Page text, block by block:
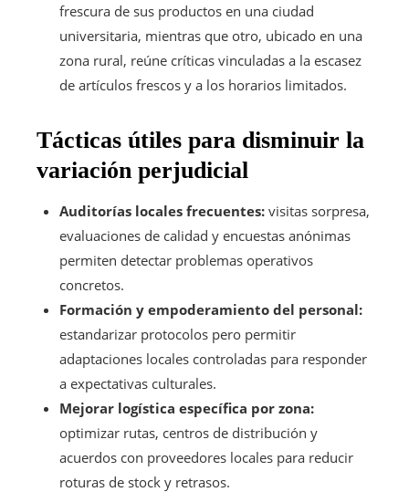
frescura de sus productos en una ciudad
universitaria, mientras que otro, ubicado en una
zona rural, reúne críticas vinculadas a la escasez
de artículos frescos y a los horarios limitados.
Tácticas útiles para disminuir la
variación perjudicial
Auditorías locales frecuentes: visitas sorpresa,
evaluaciones de calidad y encuestas anónimas
permiten detectar problemas operativos
concretos.
Formación y empoderamiento del personal:
estandarizar protocolos pero permitir
adaptaciones locales controladas para responder
a expectativas culturales.
Mejorar logística específica por zona:
optimizar rutas, centros de distribución y
acuerdos con proveedores locales para reducir
roturas de stock y retrasos.